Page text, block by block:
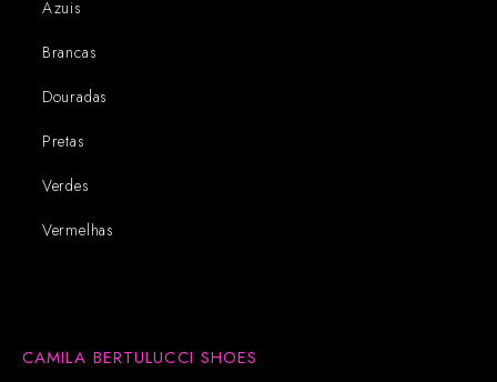
Azuis
Brancas
Douradas
Pretas
Verdes
Vermelhas
CAMILA BERTULUCCI SHOES